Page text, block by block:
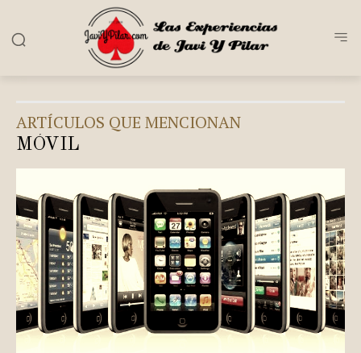
ARTÍCULOS QUE MENCIONAN
MÓVIL